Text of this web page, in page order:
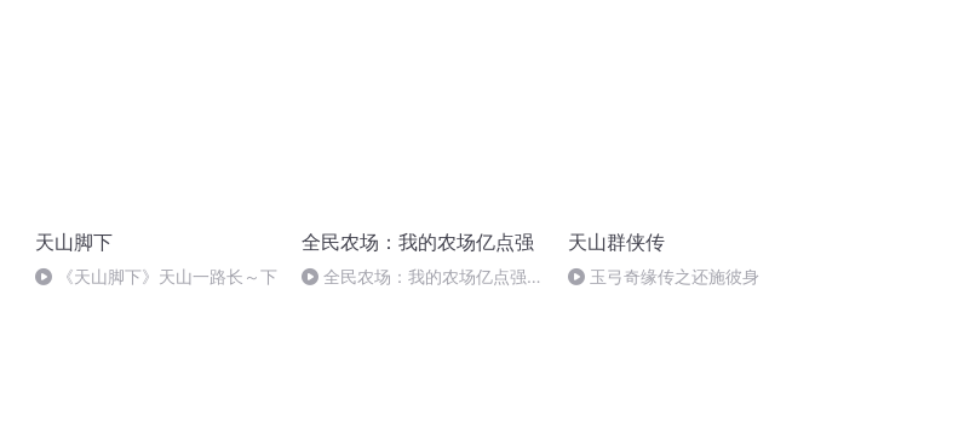
天山脚下
《天山脚下》天山一路长～下
全民农场：我的农场亿点强
全民农场：我的农场亿点强
天山群侠传
玉弓奇缘传之还施彼身